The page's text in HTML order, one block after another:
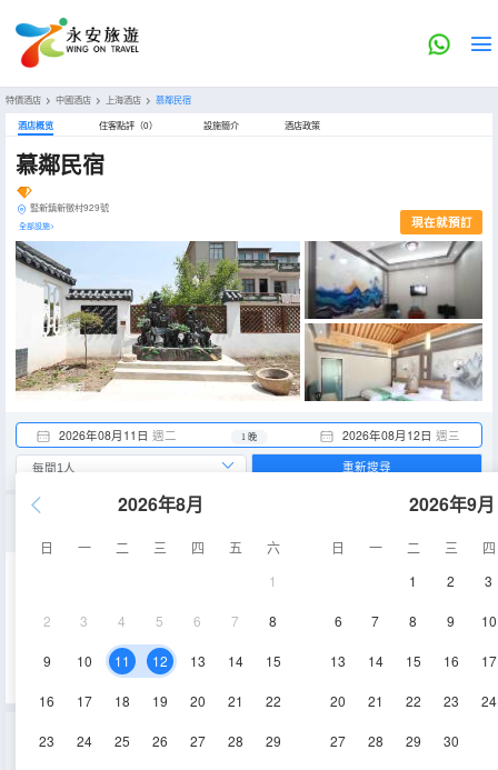
特價酒店 > 中國酒店 > 上海酒店 > 慕鄰民宿
酒店概览 住客點評（0） 設施簡介 酒店政策
慕鄰民宿
豎新鎮新徵村929號
全部設施> 現在就預訂
2026年08月11日 週二 2026年08月12日 週三
1 晚
2026年8月
日 一 二 三 四 五
六
1
2 3 4 5 6 7 8
9 10 11 12 13 14 15
16 17 18 19 20 21 22
23 24 25 26 27 28 29
2026年9月
日 一 二 三
四
1
2 3
6 7 8 9 10
13 14 15 16 17
20 21 22 23 24
27 28 29 30
重新搜尋
空調
慕鄰家庭房